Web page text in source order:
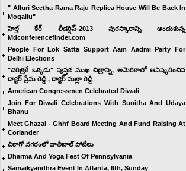
" Alluri Seetha Rama Raju Replica House Will Be Back In
Mogallu"
హెల్త్ కేర్ లీడర్షిప్-2013 పురస్కారాన్ని అందుకున్న
Mdconferencefinder.com
People For Lok Satta Support Aam Aadmi Party For
Delhi Elections
"చరిత్రకే ఒక్కడు" పుస్తక ముఖ చిత్రాన్ని, అమెరికాలో ఆవిష్కరించిన
డాక్టర్ ప్రేమ రెడ్డి , డాక్టర్ మల్లా రెడ్డి
American Congressmen Celebrated Diwali
Join For Diwali Celebrations With Sunitha And Udaya
Bhanu
Meet Ghazal - Ghhf Board Meeting And Fund Raising At
Coriander
చికాగో నగరంలో వాలీబాల్ పోటీలు
Dharma And Yoga Fest Of Pennsylvania
Samaikyandhra Event In Atlanta, 6th, Sunday